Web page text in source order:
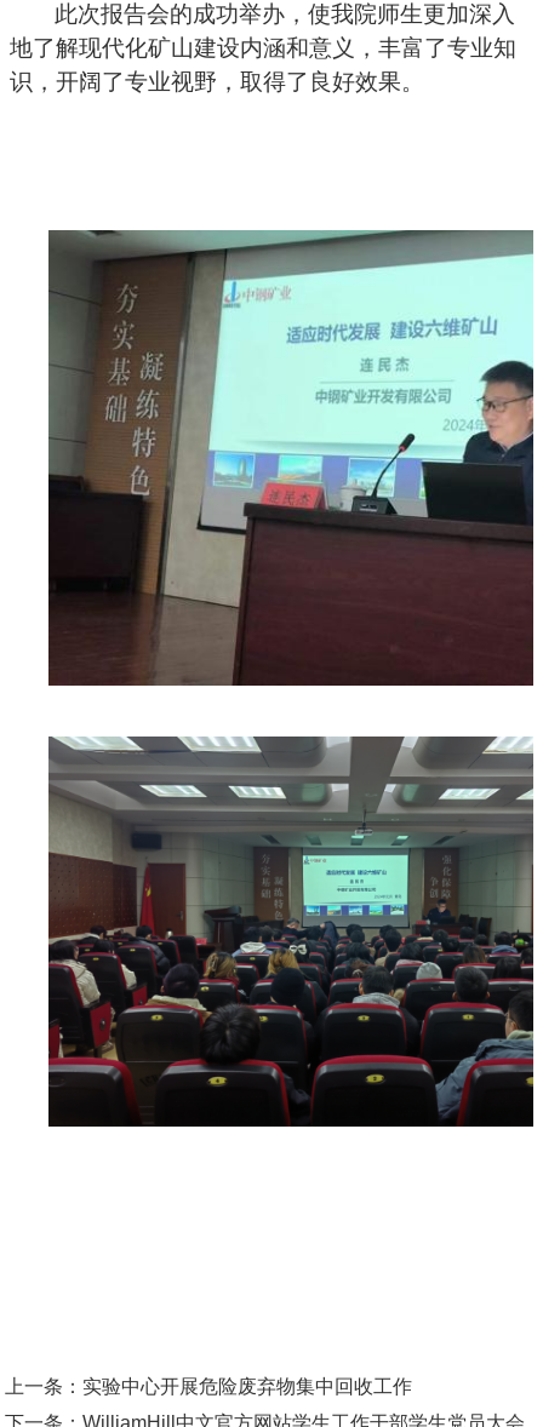
此次报告会的成功举办，使我院师生更加深入
地了解现代化矿山建设内涵和意义，丰富了专业知
识，开阔了专业视野，取得了良好效果。
上一条： 实验中心开展危险废弃物集中回收工作
下一条：WilliamHill中文官方网站学生工作干部学生党员大会